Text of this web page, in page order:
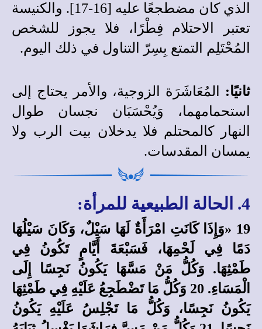
الذي كان مضطجعًا عليه [16-17]. والكنيسة
تعتبر الاحتلام فِطْرًا، فلا يجوز للشخص
المُحْتَلِم التمتع بِسِرّ التناول في ذلك اليوم.
ثانيًا: المُعَاشَرَة الزوجية، والأمر يحتاج إلى
استحمامهما، وَيُحْسَبَان نجسان طوال
النهار كالمحتلم فلا يدخلان بيت الرب ولا
يمسان المقدسات.
4. الحالة الطبيعية للمرأة:
19 «وَإِذَا كَانَتِ امْرَأَةٌ لَهَا سَيْلٌ، وَكَانَ سَيْلُهَا
دَمًا فِي لَحْمِهَا، فَسَبْعَةَ أَيَّامٍ تَكُونُ فِي
طَمْثِهَا. وَكُلُّ مَنْ مَسَّهَا يَكُونُ نَجِسًا إِلَى
الْمَسَاءِ. 20 وَكُلُّ مَا تَضْطَجِعُ عَلَيْهِ فِي طَمْثِهَا
يَكُونُ نَجِسًا، وَكُلُّ مَا تَجْلِسُ عَلَيْهِ يَكُونُ